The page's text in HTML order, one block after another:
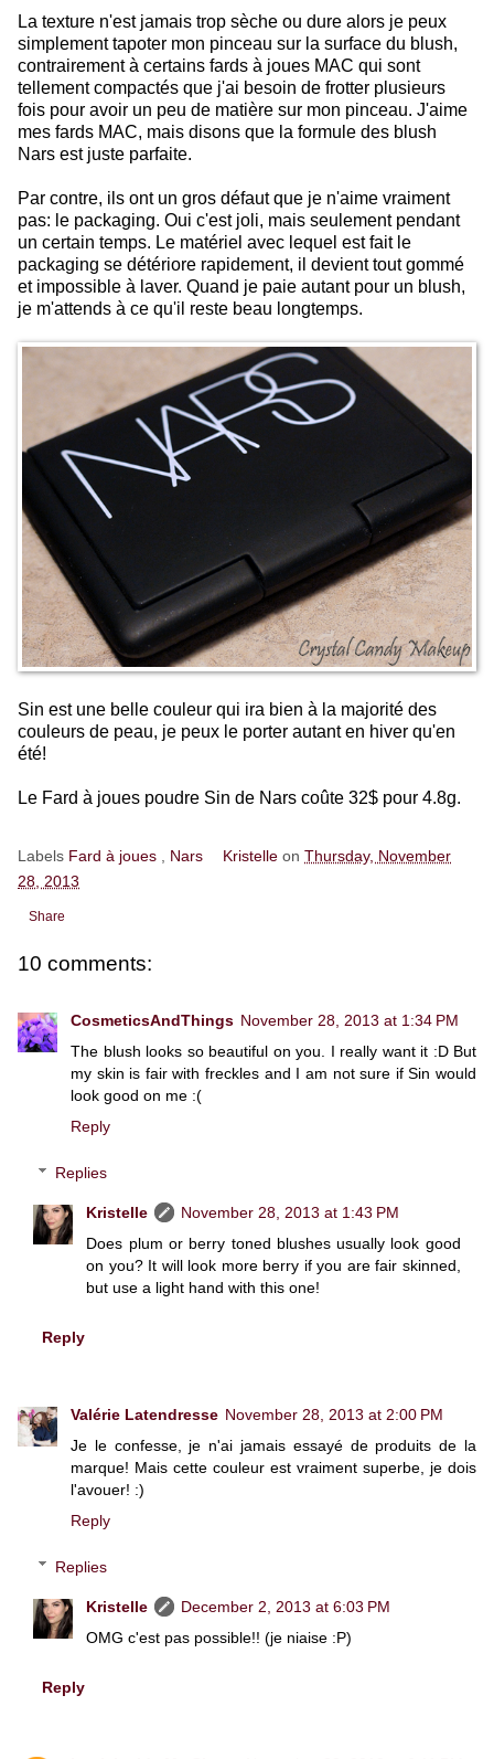
La texture n'est jamais trop sèche ou dure alors je peux
simplement tapoter mon pinceau sur la surface du blush,
contrairement à certains fards à joues MAC qui sont
tellement compactés que j'ai besoin de frotter plusieurs
fois pour avoir un peu de matière sur mon pinceau. J'aime
mes fards MAC, mais disons que la formule des blush
Nars est juste parfaite.
Par contre, ils ont un gros défaut que je n'aime vraiment
pas: le packaging. Oui c'est joli, mais seulement pendant
un certain temps. Le matériel avec lequel est fait le
packaging se détériore rapidement, il devient tout gommé
et impossible à laver. Quand je paie autant pour un blush,
je m'attends à ce qu'il reste beau longtemps.
Sin est une belle couleur qui ira bien à la majorité des
couleurs de peau, je peux le porter autant en hiver qu'en
été!
Le Fard à joues poudre Sin de Nars coûte 32$ pour 4.8g.
Labels Fard à joues , Nars Kristelle onThursday, November
28, 2013
Share
10 comments:
CosmeticsAndThings November 28, 2013 at 1:34 PM
The blush looks so beautiful on you. I really want it :D But
my skin is fair with freckles and I am not sure if Sin would
look good on me :(
Reply
Replies
Kristelle
November 28, 2013 at 1:43 PM
Does plum or berry toned blushes usually look good
on you? It will look more berry if you are fair skinned,
but use a light hand with this one!
Reply
Valérie Latendresse November 28, 2013 at 2:00 PM
Je le confesse, je n'ai jamais essayé de produits de la
marque! Mais cette couleur est vraiment superbe, je dois
l'avouer! :)
Reply
Replies
Kristelle
December 2, 2013 at 6:03 PM
OMG c'est pas possible!! (je niaise :P)
Reply